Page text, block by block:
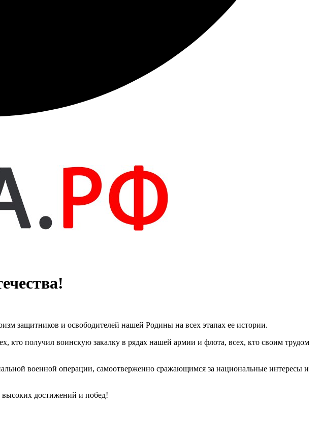
защитников и освободителей нашей Родины на всех этапах ее истории.
кто получил воинскую закалку в рядах нашей армии и флота, всех, кто своим трудом
военной операции, самоотверженно сражающимся за национальные интересы и
высоких достижений и побед!